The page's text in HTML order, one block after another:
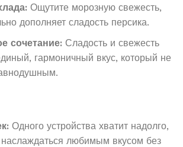
Ощутите морозную свежесть,
дополняет сладость персика.
сочетание: Сладость и свежесть
гармоничный вкус, который не
Одного устройства хватит надолго,
любимым вкусом без